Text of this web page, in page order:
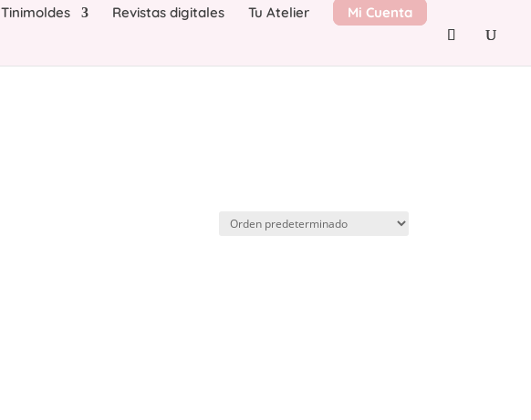
Tinimoldes Revistas digitales Tu Atelier Mi Cuenta